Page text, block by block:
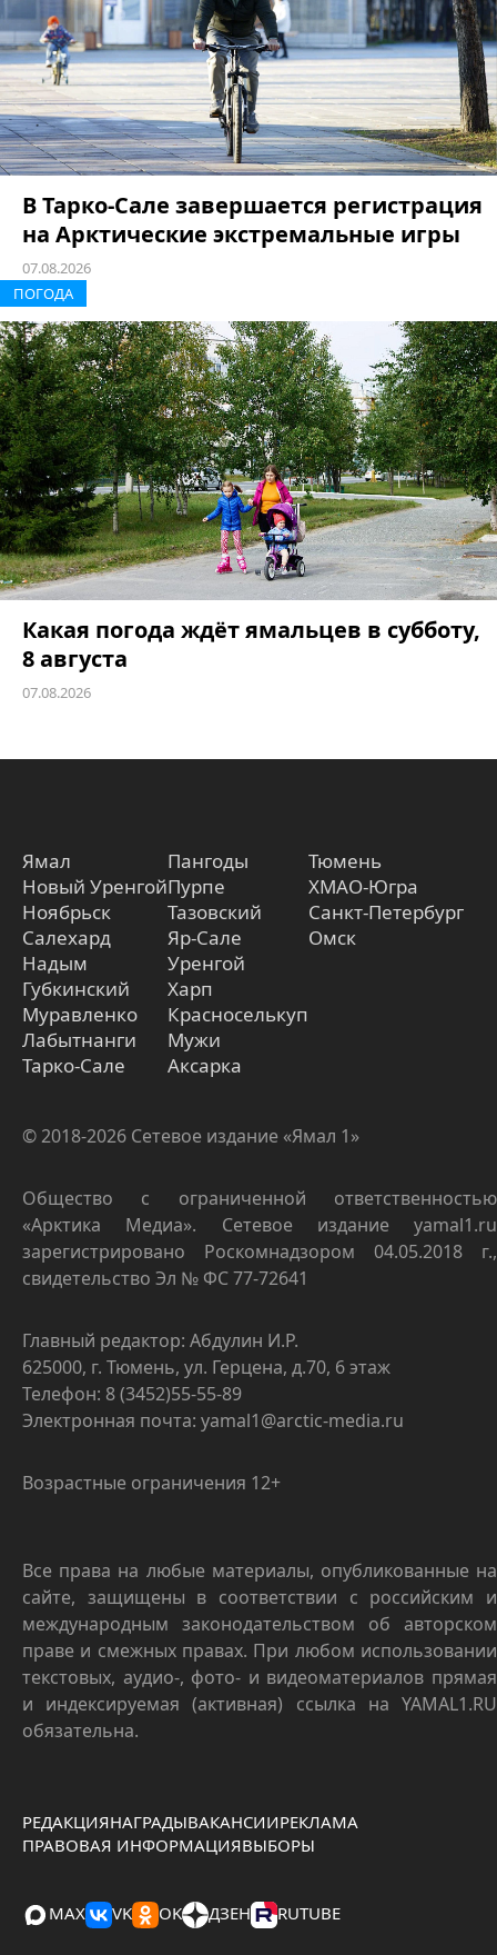
В Тарко-Сале завершается регистрация
на Арктические экстремальные игры
07.08.2026
ПОГОДА
Какая погода ждёт ямальцев в субботу,
8 августа
07.08.2026
Ямал
Новый Уренгой
Ноябрьск
Салехард
Надым
Губкинский
Муравленко
Лабытнанги
Тарко-Сале
Пангоды
Пурпе
Тазовский
Яр-Сале
Уренгой
Харп
Красноселькуп
Мужи
Аксарка
Тюмень
ХМАО-Югра
Санкт-Петербург
Омск
© 2018-2026 Сетевое издание «Ямал 1»
Общество с ограниченной ответственностью
«Арктика Медиа». Сетевое издание yamal1.ru
зарегистрировано Роскомнадзором 04.05.2018 г.,
свидетельство Эл № ФС 77-72641
Главный редактор: Абдулин И.Р.
625000, г. Тюмень, ул. Герцена, д.70, 6 этаж
Телефон: 8 (3452)55-55-89
Электронная почта: yamal1@arctic-media.ru
Возрастные ограничения 12+
Все права на любые материалы, опубликованные на
сайте, защищены в соответствии с российским и
международным законодательством об авторском
праве и смежных правах. При любом использовании
текстовых, аудио-, фото- и видеоматериалов прямая
и индексируемая (активная) ссылка на YAMAL1.RU
обязательна.
РЕДАКЦИЯНАГРАДЫВАКАНСИИРЕКЛАМА
ПРАВОВАЯ ИНФОРМАЦИЯВЫБОРЫ
MAX VK OK ДЗЕН RUTUBE